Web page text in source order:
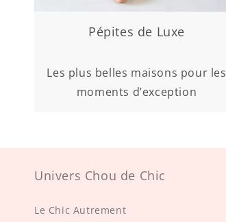
Pépites de Luxe
Les plus belles maisons pour les
moments d’exception
Univers Chou de Chic
Le Chic Autrement